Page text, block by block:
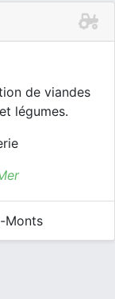
de viandes
légumes.
Monts